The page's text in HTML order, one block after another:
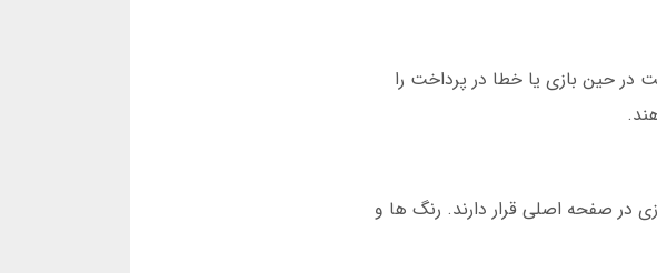
حین بازی یا خطا در پرداخت را
در صفحه اصلی قرار دارند. رنگ ها و